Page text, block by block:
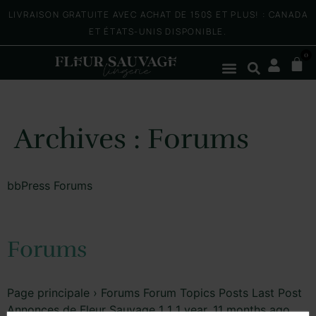
LIVRAISON GRATUITE AVEC ACHAT DE 150$ ET PLUS! : CANADA
ET ÉTATS-UNIS DISPONIBLE.
0
Archives : Forums
bbPress Forums
Forums
Page principale › Forums Forum Topics Posts Last Post
Annonces de Fleur Sauvage 1 1 1 year, 11 months ago